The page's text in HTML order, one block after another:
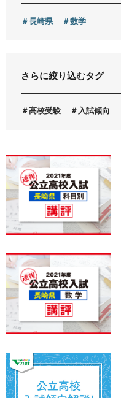
運営会社
お問い合わせ
長崎県 数学
さらに絞り込むタグ
高校受験 入試傾向